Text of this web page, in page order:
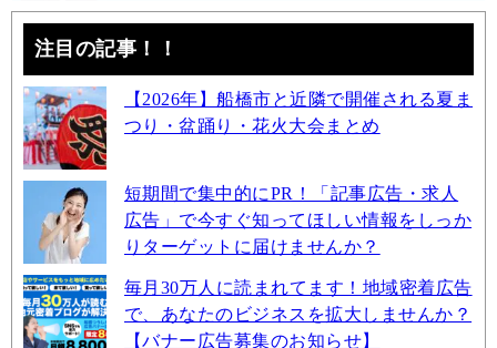
注目の記事！！
【2026年】船橋市と近隣で開催される夏ま
つり・盆踊り・花火大会まとめ
短期間で集中的にPR！「記事広告・求人
広告」で今すぐ知ってほしい情報をしっか
りターゲットに届けませんか？
毎月30万人に読まれてます！地域密着広告
で、あなたのビジネスを拡大しませんか？
【バナー広告募集のお知らせ】